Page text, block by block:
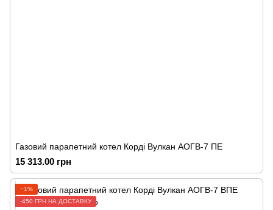
Газовий парапетний котел Корді Вулкан АОГВ-7 ПЕ
15 313.00 грн
−1%
-450 ГРН НА ДОСТАВКУ